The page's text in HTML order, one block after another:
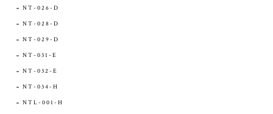
NT-026-D
NT-028-D
NT-029-D
NT-031-E
NT-032-E
NT-034-H
NTL-001-H